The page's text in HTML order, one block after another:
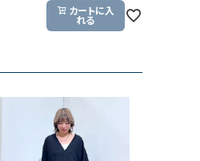
カートに入
れる